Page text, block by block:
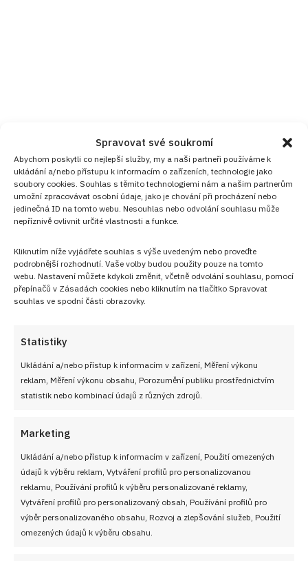
Spravovat své soukromí
Abychom poskytli co nejlepší služby, my a naši partneři používáme k
ukládání a/nebo přístupu k informacím o zařízeních, technologie jako
soubory cookies. Souhlas s těmito technologiemi nám a našim partnerům
umožní zpracovávat osobní údaje, jako je chování při procházení nebo
jedinečná ID na tomto webu. Nesouhlas nebo odvolání souhlasu může
nepříznivě ovlivnit určité vlastnosti a funkce.
Kliknutím níže vyjádřete souhlas s výše uvedeným nebo proveďte
podrobnější rozhodnutí. Vaše volby budou použity pouze na tomto
webu. Nastavení můžete kdykoli změnit, včetně odvolání souhlasu, pomocí
přepínačů v Zásadách cookies nebo kliknutím na tlačítko Spravovat
souhlas ve spodní části obrazovky.
Statistiky
Ukládání a/nebo přístup k informacím v zařízení, Měření výkonu
reklam, Měření výkonu obsahu, Porozumění publiku prostřednictvím
statistik nebo kombinací údajů z různých zdrojů.
Marketing
Ukládání a/nebo přístup k informacím v zařízení, Použití omezených
údajů k výběru reklam, Vytváření profilů pro personalizovanou
reklamu, Používání profilů k výběru personalizované reklamy,
Vytváření profilů pro personalizovaný obsah, Používání profilů pro
výběr personalizovaného obsahu, Rozvoj a zlepšování služeb, Použití
omezených údajů k výběru obsahu.